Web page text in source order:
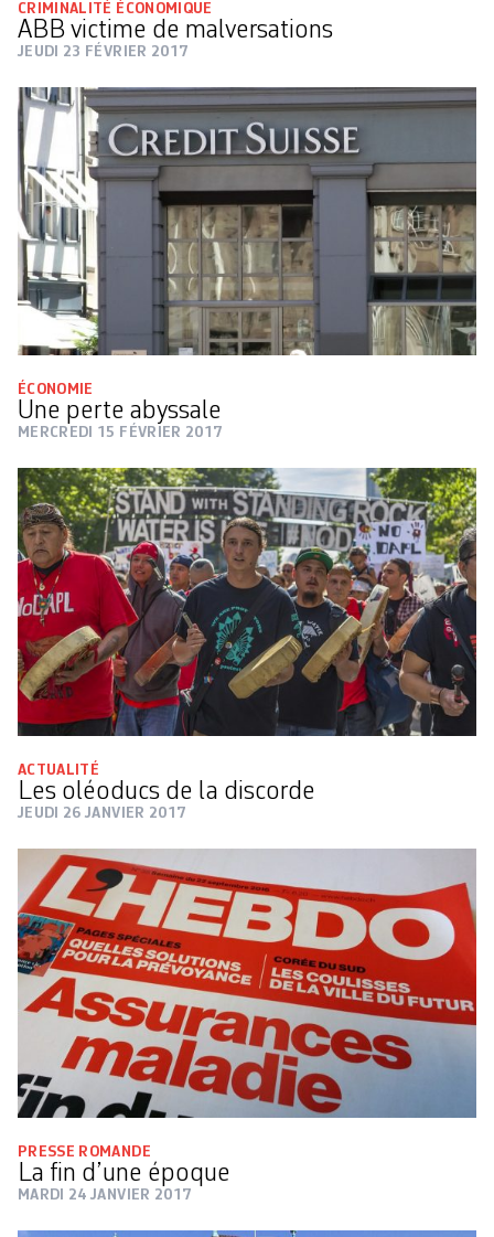
CRIMINALITÉ ÉCONOMIQUE
ABB victime de malversations
JEUDI 23 FÉVRIER 2017
ÉCONOMIE
Une perte abyssale
MERCREDI 15 FÉVRIER 2017
ACTUALITÉ
Les oléoducs de la discorde
JEUDI 26 JANVIER 2017
PRESSE ROMANDE
La fin d’une époque
MARDI 24 JANVIER 2017